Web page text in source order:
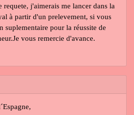
requete, j'aimerais me lancer dans la
à partir d'un prelevement, si vous
suplementaire pour la réussite de
vous remercie d'avance.